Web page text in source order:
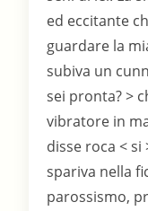
ed eccitante
guardare la
subiva un
sei pronta? >
vibratore in
disse roca < si
spariva nella
parossismo,